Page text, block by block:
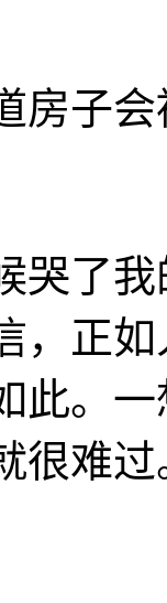
房子
哭了
，正
此。
很难过